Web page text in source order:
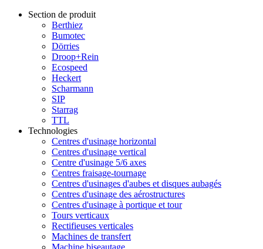
Section de produit
Berthiez
Bumotec
Dörries
Droop+Rein
Ecospeed
Heckert
Scharmann
SIP
Starrag
TTL
Technologies
Centres d'usinage horizontal
Centres d'usinage vertical
Centre d'usinage 5/6 axes
Centres fraisage-tournage
Centres d'usinages d'aubes et disques aubagés
Centres d'usinage des aérostructures
Centres d'usinage à portique et tour
Tours verticaux
Rectifieuses verticales
Machines de transfert
Machine biseautage